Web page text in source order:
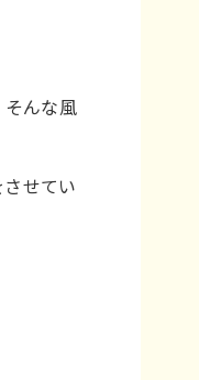
んな風
せてい